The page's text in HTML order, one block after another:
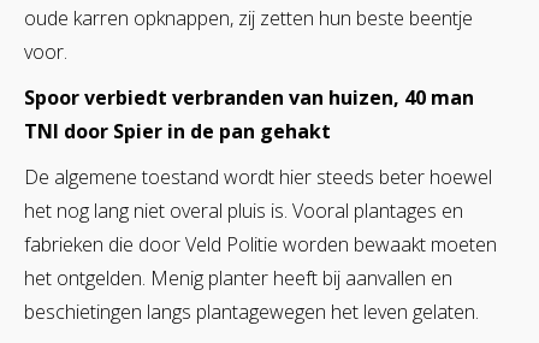
oude karren opknappen, zij zetten hun beste beentje
voor.
Spoor verbiedt verbranden van huizen, 40 man
TNI door Spier in de pan gehakt
De algemene toestand wordt hier steeds beter hoewel
het nog lang niet overal pluis is. Vooral plantages en
fabrieken die door Veld Politie worden bewaakt moeten
het ontgelden. Menig planter heeft bij aanvallen en
beschietingen langs plantagewegen het leven gelaten.